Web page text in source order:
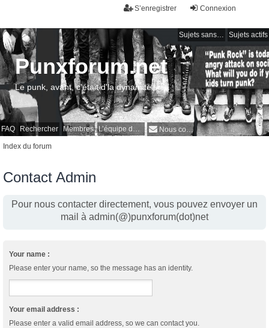
Connexion
S’enregistrer
Sujets sans réponse Sujets actifs
FAQ Rechercher Membres L’équipe du forum Nous contacter
Punxforum.net
Le punk, avant, c'était d'la dynamite !
Index du forum
Contact Admin
Pour nous contacter directement, vous pouvez envoyer un
mail à admin(@)punxforum(dot)net
Your name :
Please enter your name, so the message has an identity.
Your email address :
Please enter a valid email address, so we can contact you.